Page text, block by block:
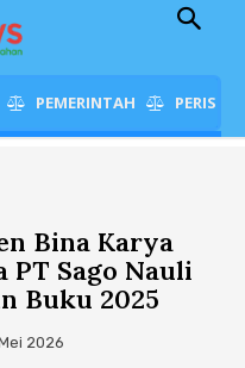
PEMERINTAH
Bina Karya
Sago Nauli
Buku 2025
2026